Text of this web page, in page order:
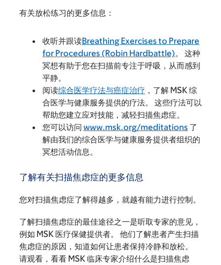
有关放松练习的更多信息：
收听并跟读Breathing Exercises to Prepare
for Procedures (Robin Hardbattle)。 这种
冥想有助于您在扫描前专注于呼吸，从而感到
平静。
阅读综合医学疗法与癌症治疗 ，了解 MSK 综
合医学与健康服务提供的疗法。 这些疗法可以
帮助您建立应对技能，减轻扫描焦虑症。
您可以访问 www.msk.org/meditations 了
解由我们的综合医学与健康服务提供者组织的
冥想活动信息。
了解有关扫描焦虑症的更多信息
您对扫描焦虑症了解得越多，就越有能力进行控制。
了解扫描焦虑症的最佳途径之一是听取专家的意见，
例如 MSK 医疗保健提供者。 他们了解患者产生扫描
焦虑症的原因，知道如何让患者保持冷静和放松。
请观看 ，看看 MSK 临床专家介绍什么是扫描焦虑